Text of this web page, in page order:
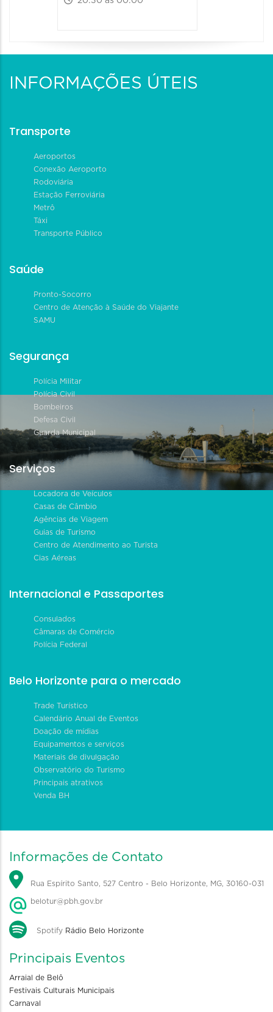
INFORMAÇÕES ÚTEIS
Transporte
Aeroportos
Conexão Aeroporto
Rodoviária
Estação Ferroviária
Metrô
Táxi
Transporte Público
Saúde
Pronto-Socorro
Centro de Atenção à Saúde do Viajante
SAMU
Segurança
Polícia Militar
Polícia Civil
Bombeiros
Defesa Civil
Guarda Municipal
Serviços
Locadora de Veículos
Casas de Câmbio
Agências de Viagem
Guias de Turismo
Centro de Atendimento ao Turista
Cias Aéreas
Internacional e Passaportes
Consulados
Câmaras de Comércio
Polícia Federal
Belo Horizonte para o mercado
Trade Turístico
Calendário Anual de Eventos
Doação de mídias
Equipamentos e serviços
Materiais de divulgação
Observatório do Turismo
Principais atrativos
Venda BH
Informações de Contato
Rua Espírito Santo, 527 Centro - Belo Horizonte, MG, 30160-031
belotur@pbh.gov.br
Spotify Rádio Belo Horizonte
Principais Eventos
Arraial de Belô
Festivais Culturais Municipais
Carnaval